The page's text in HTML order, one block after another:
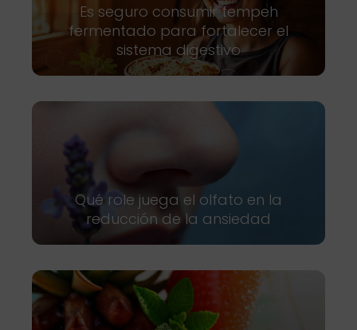
Es seguro consumir tempeh
fermentado para fortalecer el
sistema digestivo
Qué role juega el olfato en la
reducción de la ansiedad